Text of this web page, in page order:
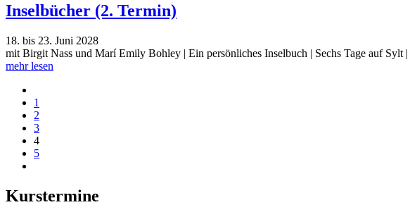
Inselbücher (2. Termin)
18. bis 23. Juni 2028
mit Birgit Nass und Marí Emily Bohley | Ein persönliches Inselbuch | Sechs Tage auf Sylt |
mehr lesen
1
2
3
4
5
Kurstermine